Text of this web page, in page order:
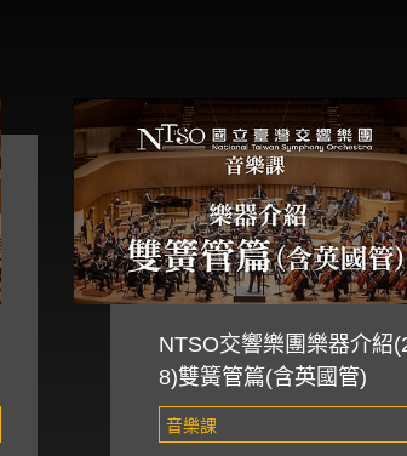
NTSO交響樂團樂器介紹
8)雙簧管篇(含英國管)
音樂課